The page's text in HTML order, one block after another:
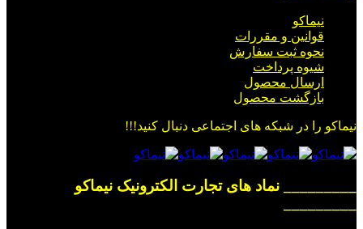
نیماکو
قوانین و مقررات
نحوه ثبت سفارش
شیوه پرداخت
ارسال محصول
بازگشت محصول
نیماکو را در شبکه های اجتماعی دنبال کنید!!!
_________ نماد های تجارت الکترونیک نیماکو